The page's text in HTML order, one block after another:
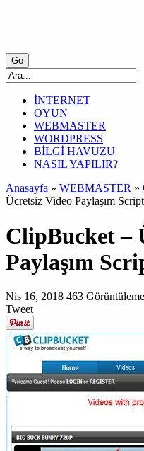
İNTERNET
OYUN
WEBMASTER
WORDPRESS
BİLGİ HAVUZU
NASIL YAPILIR?
Anasayfa » WEBMASTER »
Ücretsiz Video Paylaşım
ClipBucket –
Paylaşım
Nis 16, 2018 463 Görüntüleme
Tweet